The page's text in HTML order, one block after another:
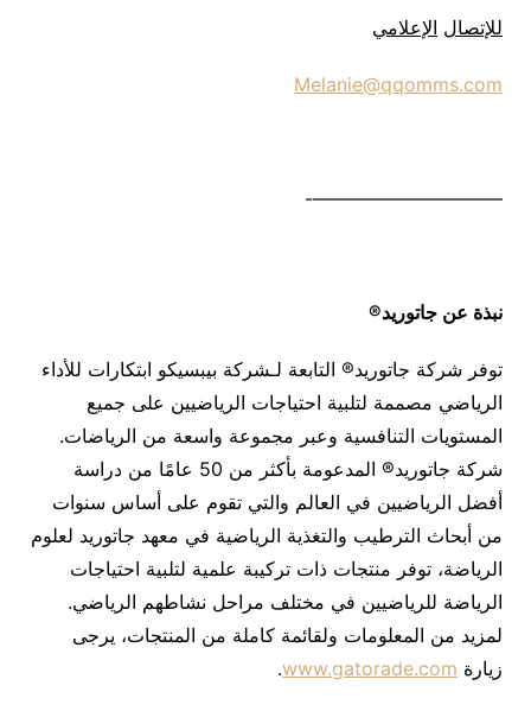
للإتصال الإعلامي
Melanie@qqomms.com
——————————-
نبذة عن جاتوريد®
توفر شركة جاتوريد® التابعة لـشركة بيبسيكو ابتكارات للأداء
الرياضي مصممة لتلبية احتياجات الرياضيين على جميع
المستويات التنافسية وعبر مجموعة واسعة من الرياضات.
شركة جاتوريد® المدعومة بأكثر من 50 عامًا من دراسة
أفضل الرياضيين في العالم والتي تقوم على أساس سنوات
من أبحاث الترطيب والتغذية الرياضية في معهد جاتوريد لعلوم
الرياضة، توفر منتجات ذات تركيبة علمية لتلبية احتياجات
الرياضة للرياضيين في مختلف مراحل نشاطهم الرياضي.
لمزيد من المعلومات ولقائمة كاملة من المنتجات، يرجى
زيارة www.gatorade.com
.